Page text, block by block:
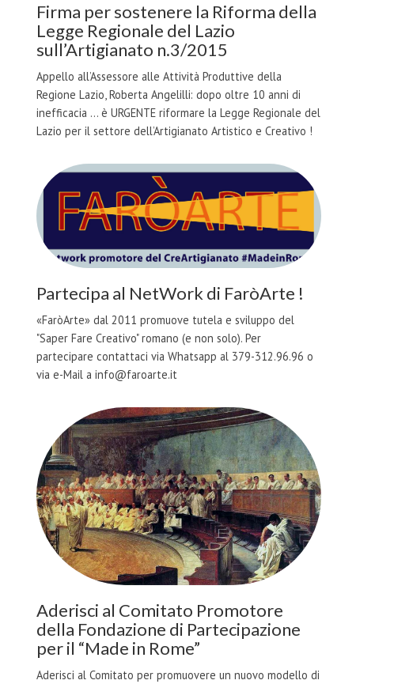
Firma per sostenere la Riforma della
Legge Regionale del Lazio
sull’Artigianato n.3/2015
Appello all’Assessore alle Attività Produttive della
Regione Lazio, Roberta Angelilli: dopo oltre 10 anni di
inefficacia ... è URGENTE riformare la Legge Regionale del
Lazio per il settore dell’Artigianato Artistico e Creativo !
Partecipa al NetWork di FaròArte !
«FaròArte» dal 2011 promuove tutela e sviluppo del
"Saper Fare Creativo" romano (e non solo). Per
partecipare contattaci via Whatsapp al 379-312.96.96 o
via e-Mail a info@faroarte.it
Aderisci al Comitato Promotore
della Fondazione di Partecipazione
per il “Made in Rome”
Aderisci al Comitato per promuovere un nuovo modello di